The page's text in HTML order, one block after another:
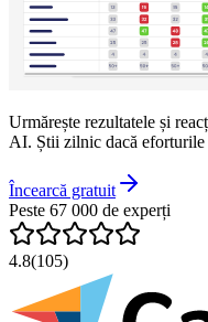
Urmărește rezultatele și
AI. Știi zilnic dacă eforturile
Încearcă gratuit
Peste 67 000 de experți
4.8(105)